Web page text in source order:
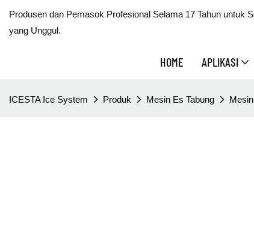
Produsen dan Pemasok Profesional Selama 17 Tahun untuk
yang Unggul.
HOME APLIKASI
ICESTA Ice System Produk Mesin Es Tabung